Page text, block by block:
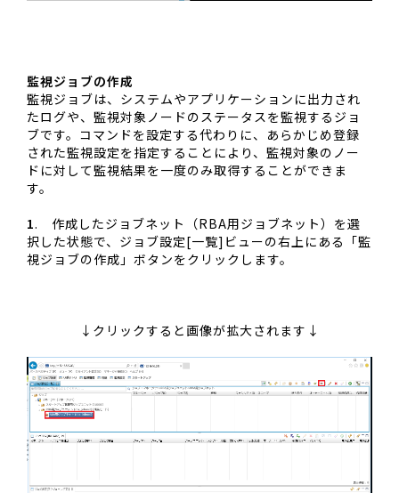
監視ジョブの作成
監視ジョブは、システムやアプリケーションに出力され
たログや、監視対象ノードのステータスを監視するジョ
ブです。コマンドを設定する代わりに、あらかじめ登録
された監視設定を指定することにより、監視対象のノー
ドに対して監視結果を一度のみ取得することができま
す。
1. 作成したジョブネット（RBA用ジョブネット）を選
択した状態で、ジョブ設定[一覧]ビューの右上にある「監
視ジョブの作成」ボタンをクリックします。
↓クリックすると画像が拡大されます↓